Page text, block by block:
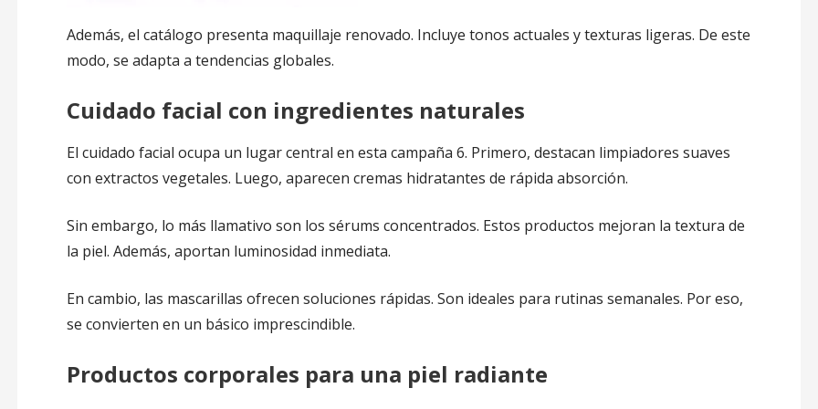
Además, el catálogo presenta maquillaje renovado. Incluye tonos actuales y texturas ligeras. De este
modo, se adapta a tendencias globales.
Cuidado facial con ingredientes naturales
El cuidado facial ocupa un lugar central en esta campaña 6. Primero, destacan limpiadores suaves
con extractos vegetales. Luego, aparecen cremas hidratantes de rápida absorción.
Sin embargo, lo más llamativo son los sérums concentrados. Estos productos mejoran la textura de
la piel. Además, aportan luminosidad inmediata.
En cambio, las mascarillas ofrecen soluciones rápidas. Son ideales para rutinas semanales. Por eso,
se convierten en un básico imprescindible.
Productos corporales para una piel radiante